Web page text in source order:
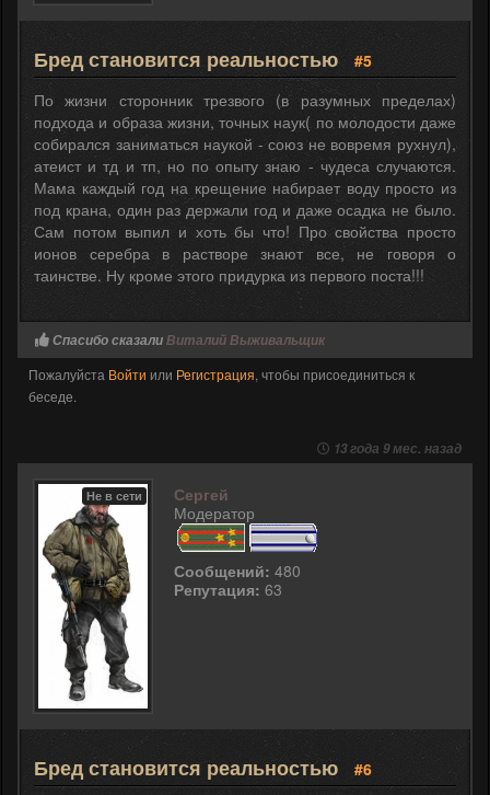
Бред становится реальностью
#5
По жизни сторонник трезвого (в разумных пределах)
подхода и образа жизни, точных наук( по молодости даже
собирался заниматься наукой - союз не вовремя рухнул),
атеист и тд и тп, но по опыту знаю - чудеса случаются.
Мама каждый год на крещение набирает воду просто из
под крана, один раз держали год и даже осадка не было.
Сам потом выпил и хоть бы что! Про свойства просто
ионов серебра в растворе знают все, не говоря о
таинстве. Ну кроме этого придурка из первого поста!!!
Спасибо сказалиВиталий Выживальщик
Пожалуйста Войти или Регистрация, чтобы присоединиться к
беседе.
13 года 9 мес. назад
Не в сети
Сергей
Модератор
Сообщений: 480
Репутация: 63
Бред становится реальностью
#6